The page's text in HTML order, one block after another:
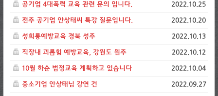
공기업 4대폭력 교육 관련 문의 입니다. 2022.10.25
전주 공기업 안상태씨 특강 질문입니다. 2022.10.20
성희롱예방교육 경북 성주 2022.10.13
직장내 괴롭힘 예방교육, 강원도 원주 2022.10.12
10월 하순 법정교육 계획하고 있습니다 2022.10.04
중소기업 안상태님 강연 건 2022.09.27